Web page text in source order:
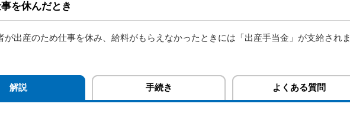
を休んだとき
が出産のため仕事を休み、給料がもらえなかったときには「出産手当金」が支給されま
解説 手続き よくある質問